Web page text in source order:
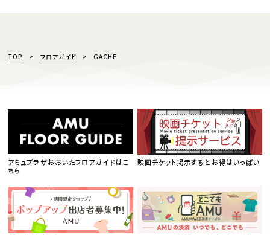
TOP フロアガイド GACHE
アミュプラザおおいたフロアガイドはこ
ちら
映画チケット掲示するとお得はいっぱい